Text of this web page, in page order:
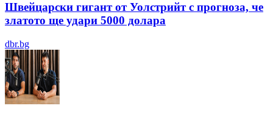
Швейцарски гигант от Уолстрийт с прогноза, че
златото ще удари 5000 долара
dbr.bg